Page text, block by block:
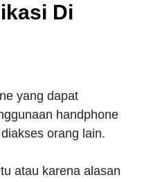
Di
yang dapat
handphone
orang lain.
atau karena alasan